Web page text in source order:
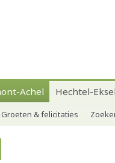
Achel Hechtel-
Groeten & felicitaties